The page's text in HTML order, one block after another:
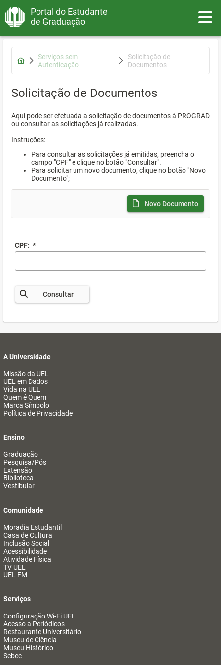
Portal do Estudante
de Graduação
Serviços sem
Autenticação
Solicitação de
Documentos
Solicitação de Documentos
Aqui pode ser efetuada a solicitação de documentos à PROGRAD
ou consultar as solicitações já realizadas.
Instruções:
Para consultar as solicitações já emitidas, preencha o
campo "CPF" e clique no botão "Consultar".
Para solicitar um novo documento, clique no botão "Novo
Documento";
Novo Documento
CPF: *
Consultar
A Universidade
Missão da UEL
UEL em Dados
Vida na UEL
Quem é Quem
Marca Símbolo
Política de Privacidade
Ensino
Graduação
Pesquisa/Pós
Extensão
Biblioteca
Vestibular
Comunidade
Moradia Estudantil
Casa de Cultura
Inclusão Social
Acessibilidade
Atividade Física
TV UEL
UEL FM
Serviços
Configuração Wi-Fi UEL
Acesso a Periódicos
Restaurante Universitário
Museu de Ciência
Museu Histórico
Sebec